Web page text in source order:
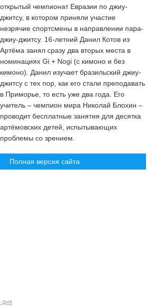
открытый чемпионат Евразии по джиу-
джитсу, в котором приняли участие
незрячие спортсмены в направлении пара-
джиу-джитсу. 16-летний Данил Котов из
Артёма занял сразу два вторых места в
номинациях Gi + Nogi (с кимоно и без
кимоно). Данил изучает бразильский джиу-
джитсу с тех пор, как его стали преподавать
в Приморье, то есть уже два года. Его
учитель – чемпион мира Николай Блохин –
проводит бесплатные занятия для десятка
артёмовских детей, испытывающих
проблемы со зрением.
Полная версия сайта
дня